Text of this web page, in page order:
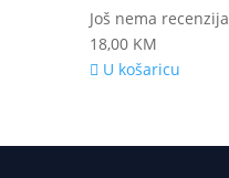
Još nema recenzija
18,00 KM
U košaricu